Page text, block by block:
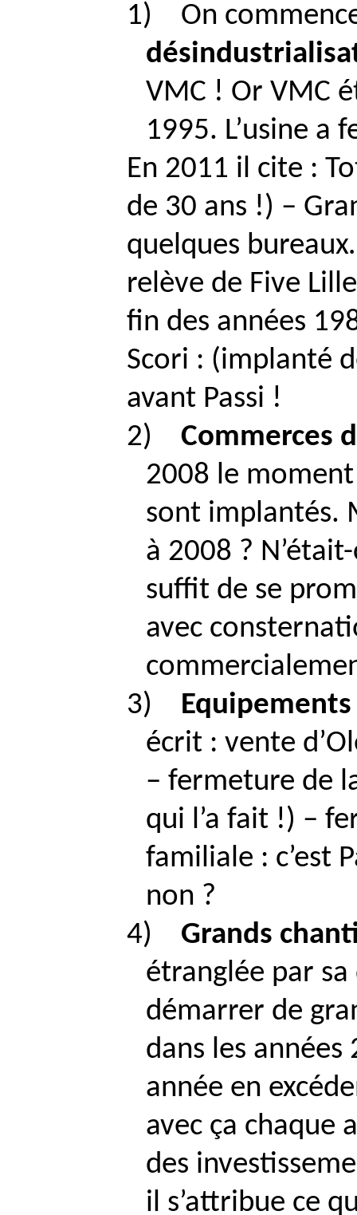
1)
On
VMC ! Or VMC
1995. L’usine a
En 2011 il cite :
de 30 ans !) –
quelques
relève de Five
fin des années
Scori : (implanté
avant Passi !
2)
Commerces
2008 le
sont implantés.
à 2008 ?
suffit de se
avec
3)
écrit : vente
– fermeture de
qui l’a fait !) –
familiale : c’est
non ?
4)
Grands
étranglée par
démarrer de
dans les
année en
avec ça chaque
des
il s’attribue ce